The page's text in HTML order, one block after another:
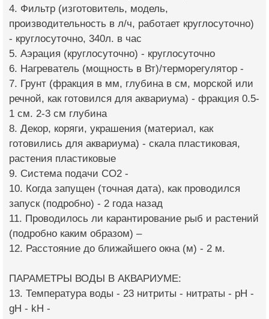
4. Фильтр (изготовитель, модель,
производительность в л/ч, работает круглосуточно)
- круглосуточно, 340л. в час
5. Аэрация (круглосуточно) - круглосуточно
6. Нагреватель (мощность в Вт)/терморегулятор -
7. Грунт (фракция в мм, глубина в см, морской или
речной, как готовился для аквариума) - фракция 0.5-
1 см. 2-3 см глубина
8. Декор, коряги, украшения (материал, как
готовились для аквариума) - скала пластиковая,
растения пластиковые
9. Система подачи CO2 -
10. Когда запущен (точная дата), как проводился
запуск (подробно) - 2 года назад
11. Проводилось ли карантирование рыб и растений
(подробно каким образом) –
12. Расстояние до ближайшего окна (м) - 2 м.
ПАРАМЕТРЫ ВОДЫ В АКВАРИУМЕ:
13. Температура воды - 23 нитриты - нитраты - pH -
gH - kH -